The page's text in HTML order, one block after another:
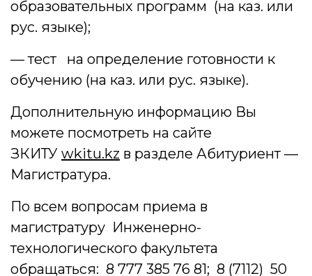
образовательных программ (на каз. или
рус. языке);
— тест на определение готовности к
обучению (на каз. или рус. языке).
Дополнительную информацию Вы
можете посмотреть на сайте
ЗКИТУ wkitu.kz в разделе Абитуриент —
Магистратура.
По всем вопросам приема в
магистратуру Инженерно-
технологического факультета
обращаться: 8 777 385 76 81; 8 (7112) 50